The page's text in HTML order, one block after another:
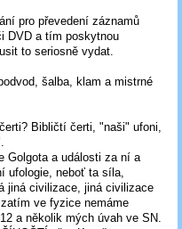
pro převedení záznamů
DVD a tím poskytnou
to seriosně vydat.
šalba, klam a mistrné
Bibličtí čerti, "naši" ufoni,
Golgota a události za ní a
ufologie, neboť ta síla,
jiná civilizace, jiná civilizace
ve fyzice nemáme
a několik mých úvah ve SN.